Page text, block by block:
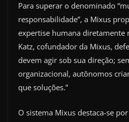
Para superar o denominado
responsabilidade”, a Mixus
expertise humana diretamente
Katz, cofundador da Mixus,
devem agir sob sua direção;
organizacional, autônomos
que soluções.”
O sistema Mixus destaca-se